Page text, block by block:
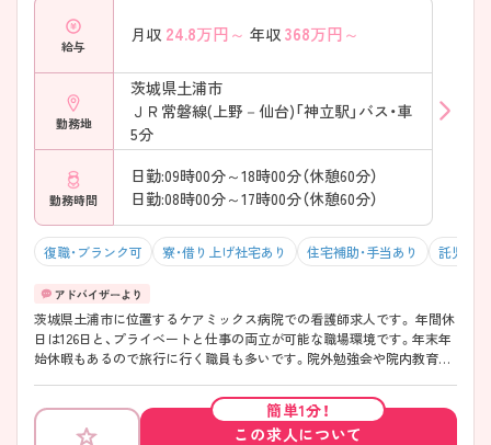
給与
月収 24.8万円～ 年収 368万円～
勤務地
茨城県土浦市
ＪＲ常磐線(上野－仙台)「神立駅」バス・車
5分
勤務時間
日勤:09時00分～18時00分（休憩60分）
日勤:08時00分～17時00分（休憩60分）
復職・ブランク可 寮・借り上げ社宅あり 住宅補助・手当あり 託児所
茨城県土浦市に位置するケアミックス病院での看護師求人です。 年間休
日は126日と、プライベートと仕事の両立が可能な職場環境です。年末年
始休暇もあるので旅行に行く職員も多いです。院外勉強会や院内教育に
ンクのある方も安心して働くことができます。また、0歳から預けること
のできる24時間託児所をご利用できますので小さなお子さまを育てなが
ら働いている方も多くいます。ご興味ある方には、面接対策ポイントな
簡単1分！
この求人について